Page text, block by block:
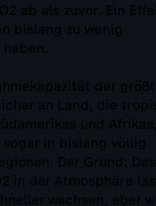
ab als zuvor. Ein
bislang zu wenig
der
an Land, die
und
sogar in bislang völlig
Der Grund: Das
in der Atmosphäre
wachsen, aber